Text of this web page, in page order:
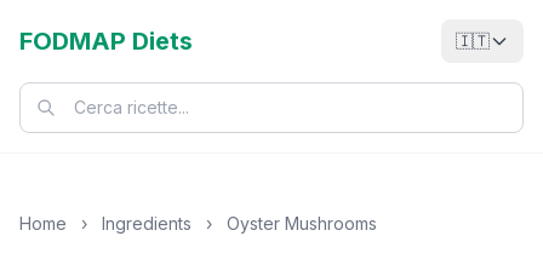
FODMAP Diets 🇮🇹
Home › Ingredients › Oyster Mushrooms